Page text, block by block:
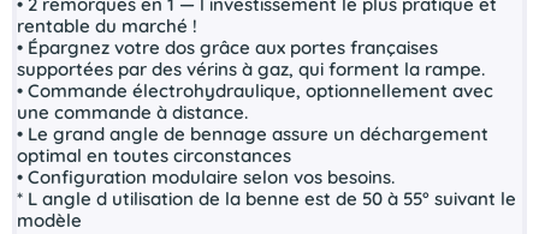
rentable du marché !
• Épargnez votre dos grâce aux portes françaises
supportées par des vérins à gaz, qui forment la rampe.
• Commande électrohydraulique, optionnellement avec
une commande à distance.
• Le grand angle de bennage assure un déchargement
optimal en toutes circonstances
• Configuration modulaire selon vos besoins.
* L angle d utilisation de la benne est de 50 à 55° suivant le
modèle